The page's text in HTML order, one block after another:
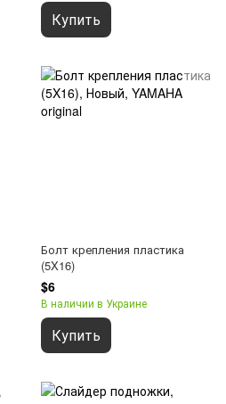
Купить
Болт крепления пластика
(5X16)
$6
В наличии в Украине
Купить